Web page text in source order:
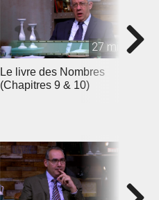
27 min
Le livre des Nombres
(Chapitres 9 & 10)